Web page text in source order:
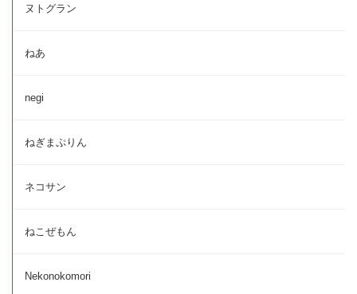
ヌトグラン
ねあ
negi
ねぎまぷりん
ネコサン
ねこぜもん
Nekonokomori